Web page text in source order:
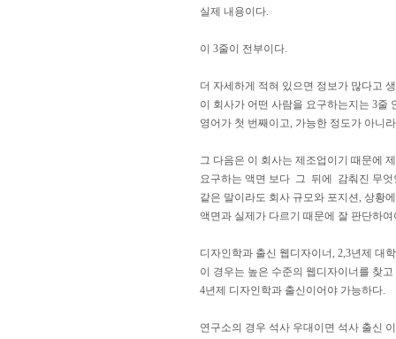
실제 내용이다.
이 3줄이 전부이다.
더 자세하게 적혀 있으면 정보가 많다고
이 회사가 어떤 사람을 요구하는지는 3줄
영어가 첫 번째이고, 가능한 정도가 아니
그 다음은 이 회사는 제조업이기 때문에
요구하는 액면 보다 그 뒤에 감춰진 무엇
같은 말이라도 회사 규모와 포지션, 상황
액면과 실제가 다르기 때문에 잘 판단하여
디자인학과 출신 웹디자이너, 2,3년제 대
이 경우는 높은 수준의 웹디자이너를 찾고
4년제 디자인학과 출신이어야 가능하다.
연구소의 경우 석사 우대이면 석사 출신